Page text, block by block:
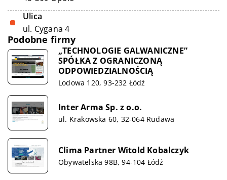
Ulica
ul. Cygana 4
Podobne firmy
„TECHNOLOGIE GALWANICZNE”
SPÓŁKA Z OGRANICZONĄ
ODPOWIEDZIALNOŚCIĄ
Lodowa 120, 93-232 Łódź
Inter Arma Sp. z o.o.
ul. Krakowska 60, 32-064 Rudawa
Clima Partner Witold Kobalczyk
Obywatelska 98B, 94-104 Łódź